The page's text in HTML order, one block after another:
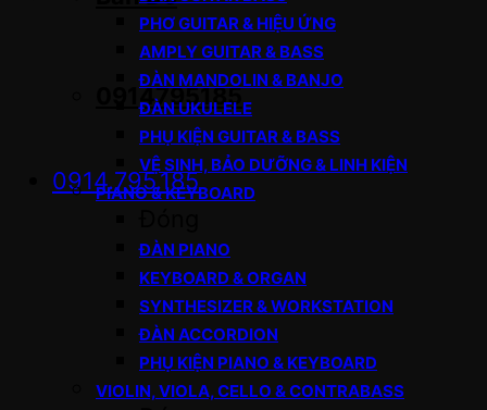
0914795185
0914.795.185
PHƠ GUITAR & HIỆU ỨNG
AMPLY GUITAR & BASS
ĐÀN MANDOLIN & BANJO
ĐÀN UKULELE
PHỤ KIỆN GUITAR & BASS
VỆ SINH, BẢO DƯỠNG & LINH KIỆN
PIANO & KEYBOARD
ĐÀN PIANO
KEYBOARD & ORGAN
SYNTHESIZER & WORKSTATION
ĐÀN ACCORDION
PHỤ KIỆN PIANO & KEYBOARD
VIOLIN, VIOLA, CELLO & CONTRABASS